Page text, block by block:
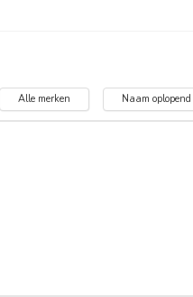
Alle merken Naam oplopend